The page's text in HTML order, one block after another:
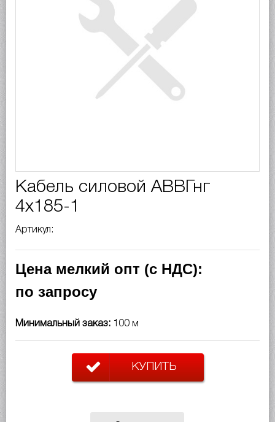
Кабель силовой АВВГнг
4х185-1
Артикул:
Цена мелкий опт (с НДС):
по запросу
Минимальный заказ: 100 м
КУПИТЬ